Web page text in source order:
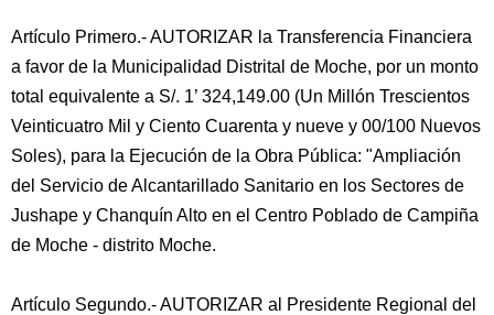
Artículo Primero.- AUTORIZAR la Transferencia Financiera
a favor de la Municipalidad Distrital de Moche, por un monto
total equivalente a S/. 1’ 324,149.00 (Un Millón Trescientos
Veinticuatro Mil y Ciento Cuarenta y nueve y 00/100 Nuevos
Soles), para la Ejecución de la Obra Pública: "Ampliación
del Servicio de Alcantarillado Sanitario en los Sectores de
Jushape y Chanquín Alto en el Centro Poblado de Campiña
de Moche - distrito Moche.
Artículo Segundo.- AUTORIZAR al Presidente Regional del